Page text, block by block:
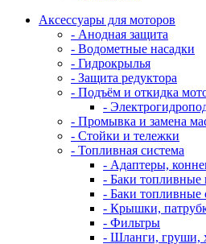
Аксессуары для моторов
- Анодная защита
- Водометные насадки
- Гидрокрылья
- Защита редуктора
- Подъём и откидка
-
- Промывка и замена
- Стойки и тележки
- Топливная система
- Адаптеры,
- Баки топливные
- Баки топливные
- Крышки,
- Фильтры
- Шланги, груши,